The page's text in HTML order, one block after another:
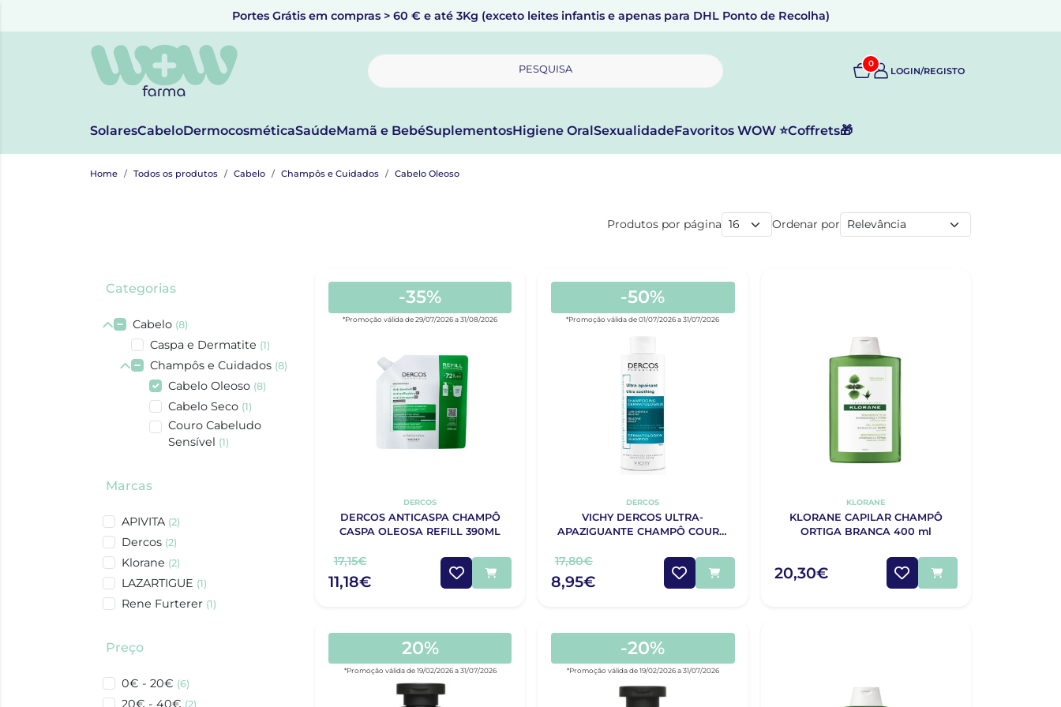
Portes Grátis em compras > 60 € e até 3Kg (exceto leites infantis e apenas para DHL Ponto de Recolha)
PESQUISA 0
LOGIN/REGISTO
SolaresCabeloDermocosméticaSaúdeMamã e BebéSuplementosHigiene OralSexualidadeFavoritos WOW ⭐Coffrets🎁
Home Todos os produtos Cabelo Champôs e Cuidados Cabelo Oleoso
Produtos por página Ordenar por
Categorias
Cabelo (8)
Caspa e Dermatite (1)
Champôs e Cuidados (8)
Cabelo Oleoso (8)
Cabelo Seco (1)
Couro Cabeludo
Sensível (1)
Marcas
APIVITA (2)
Dercos (2)
Klorane (2)
LAZARTIGUE (1)
Rene Furterer (1)
Preço
0€ - 20€ (6)
20€ - 40€ (2)
-35%
*Promoção válida de 29/07/2026 a 31/08/2026
DERCOS
DERCOS ANTICASPA CHAMPÔ
CASPA OLEOSA REFILL 390ML
17,15€
11,18€
-50%
*Promoção válida de 01/07/2026 a 31/07/2026
DERCOS
VICHY DERCOS ULTRA-
APAZIGUANTE CHAMPÔ COURO
CABELOS OLEOSOS 200ML
17,80€
8,95€
KLORANE
KLORANE CAPILAR CHAMPÔ
ORTIGA BRANCA 400 ml
20,30€
20%
*Promoção válida de 19/02/2026 a 31/07/2026
-20%
*Promoção válida de 19/02/2026 a 31/07/2026